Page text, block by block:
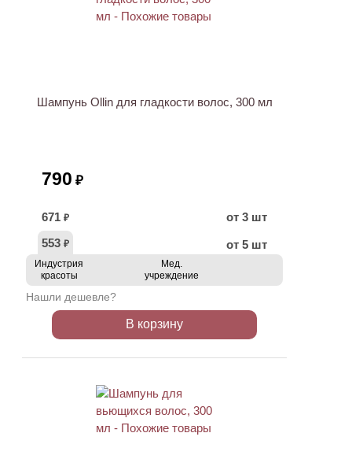
Шампунь Ollin для гладкости волос, 300 мл
790 ₽
671 ₽
от 3 шт
553 ₽ от 5 шт
Индустрия
красоты
Мед.
учреждение
Нашли дешевле?
В корзину